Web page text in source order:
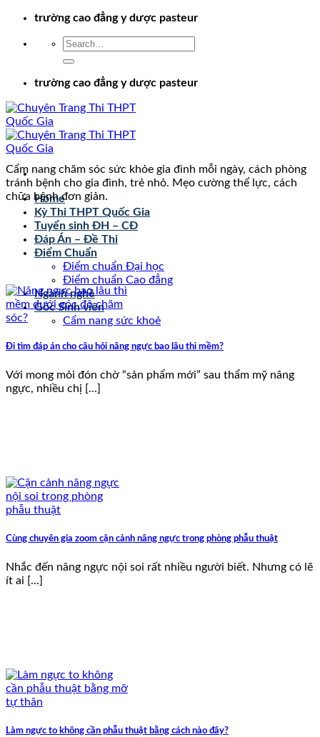
Chuyểntrường cao đẳng y dược pasteur
trường cao đẳng y dược pasteur
Home
Kỳ Thi THPT Quốc Gia
Tuyển sinh ĐH – CĐ
Đáp Án – Đề Thi
Điểm Chuẩn
Điểm chuẩn Đại học
Điểm chuẩn Cao đẳng
Ngành nghề
Góc Sinh viên
Cẩm nang sức khoẻ
Cẩm nang chăm sóc sức khỏe gia đình mỗi ngày, cách phòng
tránh bệnh cho gia đình, trẻ nhỏ. Mẹo cường thể lực, cách
chữa bệnh đơn giản.
Đi tìm đáp án cho câu hỏi nâng ngực bao lâu thì mềm?
Với mong mỏi đón chờ “sản phẩm mới” sau thẩm mỹ nâng
ngực, nhiều chị [...]
Cùng chuyên gia zoom cận cảnh nâng ngực trong phòng phẫu thuật
Nhắc đến nâng ngực nội soi rất nhiều người biết. Nhưng có lẽ
ít ai [...]
Làm ngực to không cần phẫu thuật bằng cách nào đây?